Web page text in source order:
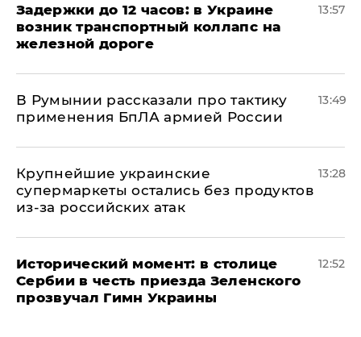
Задержки до 12 часов: в Украине
возник транспортный коллапс на
железной дороге
13:57
В Румынии рассказали про тактику
применения БпЛА армией России
13:49
Крупнейшие украинские
супермаркеты остались без продуктов
из-за российских атак
13:28
Исторический момент: в столице
Сербии в честь приезда Зеленского
прозвучал Гимн Украины
12:52